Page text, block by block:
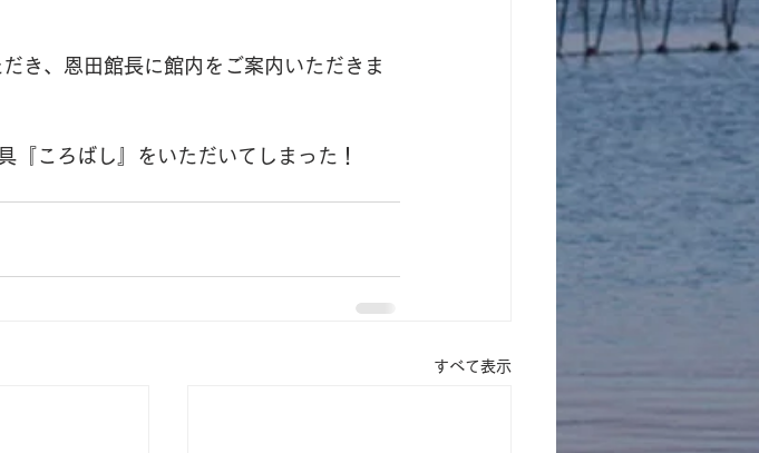
き、恩田館長に館内をご案内いただきま
『ころばし』をいただいてしまった！
すべて表示